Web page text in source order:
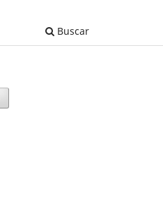
Buscar